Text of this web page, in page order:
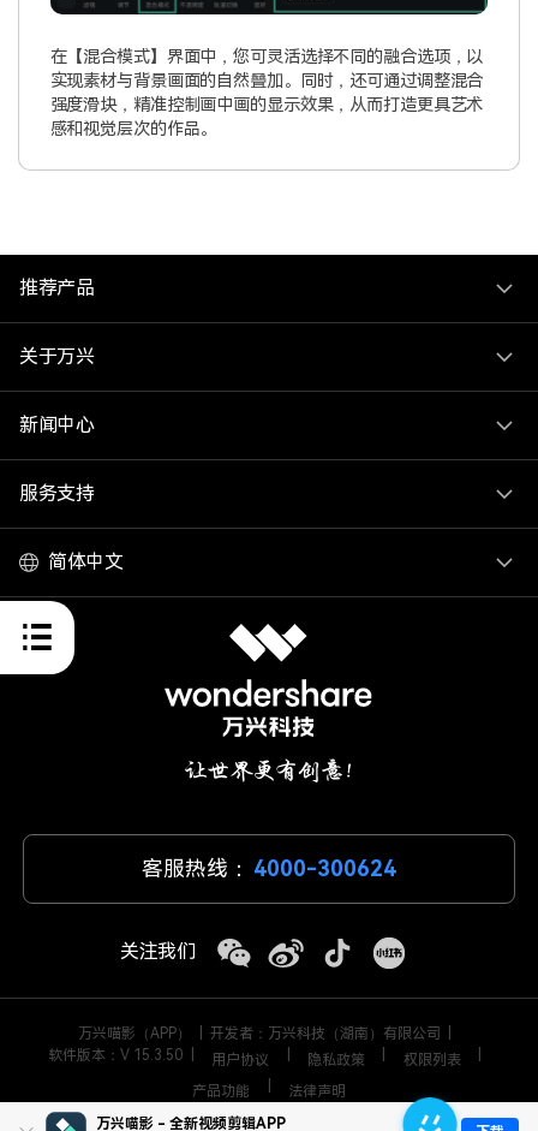
万兴喵影 - 全新视频剪辑APP
在【混合模式】界面中，您可灵活选择不同的融合选项，以
实现素材与背景画面的自然叠加。同时，还可通过调整混合
强度滑块，精准控制画中画的显示效果，从而打造更具艺术
感和视觉层次的作品。
推荐产品
关于万兴
新闻中心
服务支持
简体中文
客服热线： 4000-300624
关注我们
万兴喵影（APP） 开发者：万兴科技（湖南）有限公司
软件版本：V 15.3.50
用户协议 隐私政策 权限列表
产品功能 法律声明
© 2026 万兴科技集团股份有限公司 版权所有 藏ICP备17000062号-2